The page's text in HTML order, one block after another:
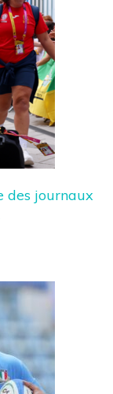
des journaux